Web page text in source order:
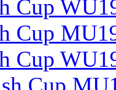
Cup
Cup
Cup
Cup